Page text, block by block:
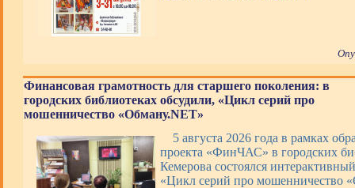
Финансовая грамотность для старшего поколения: в
городских библиотеках обсудили, «Цикл серий про
мошенничество «Обману.NET»
5 августа 2026 года в рамках
проекта «ФинЧАС» в городских
Кемерова состоялся
«Цикл серий про мошенничество